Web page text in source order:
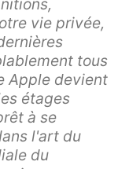
vie privée,
tous
Apple devient
étages
à se
l'art du
du